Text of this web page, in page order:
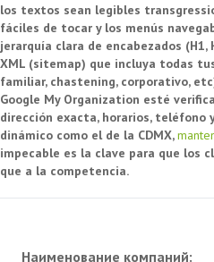
los textos sean legibles
fáciles de tocar y los menús
jerarquía clara de encabezados
XML (sitemap) que incluya todas
familiar, chastening, corporativo,
Google My Organization esté
dirección exacta, horarios, teléfono
dinámico como el de la CDMX,
impecable es la clave para que los
que a la competencia.
Наименование компаний: